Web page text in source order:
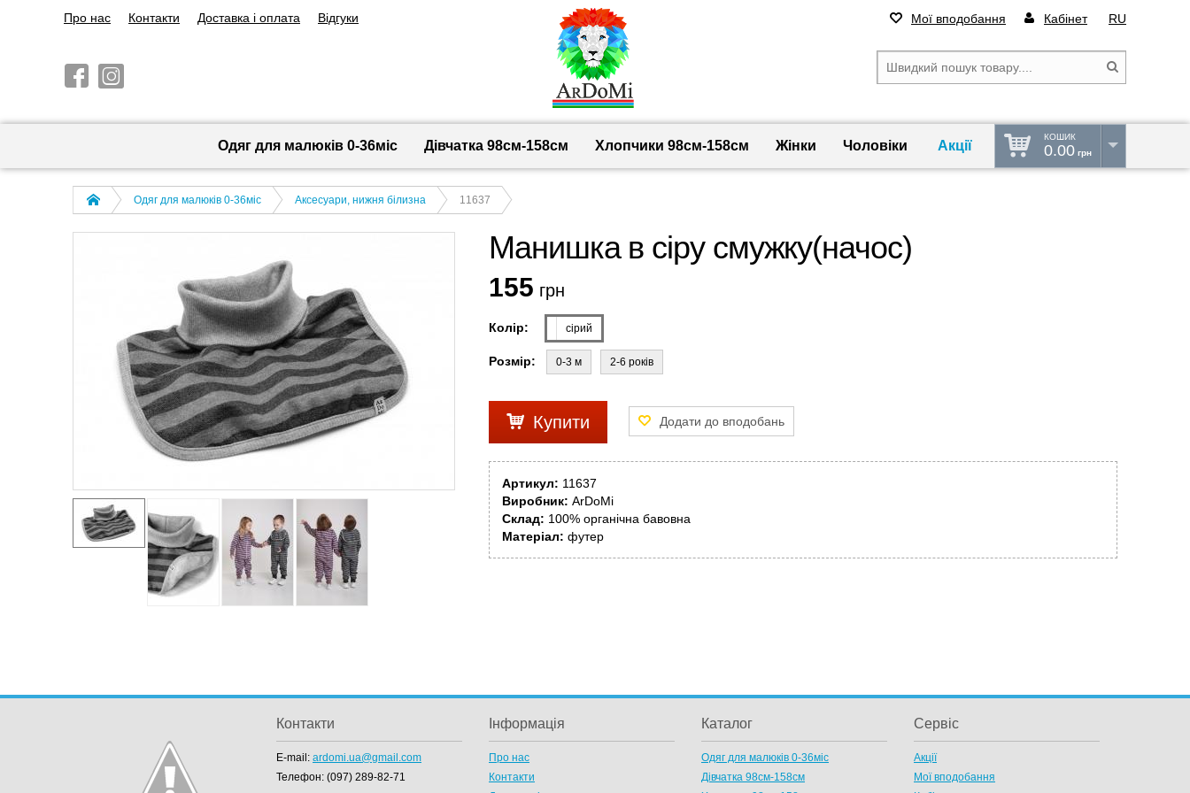
Про нас Контакти Доставка і оплата Відгуки Мої вподобання Кабінет RU
Одяг для малюків 0-36міс Дівчатка 98cм-158см Хлопчики 98см-158см Жінки Чоловіки Акції
КОШИК
0.00 грн
Одяг для малюків 0-36міс Аксесуари, нижня білизна 11637
Манишка в сіру смужку(начос)
155 грн
Колір: сірий
Розмір: 0-3 м 2-6 років
Купити
Артикул: 11637
Виробник: ArDoMi
Склад: 100% органічна бавовна
Матеріал: футер
Контакти
E-mail: ardomi.ua@gmail.com
Телефон: (097) 289-82-71
Інформація
Про нас
Контакти
Каталог
Одяг для малюків 0-36міс
Дівчатка 98cм-158см
Сервіс
Акції
Мої вподобання